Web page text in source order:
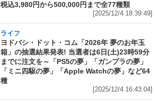
税込3,980円から500,000円まで全77種類
[2025/12/4 18:39:49]
ライフ
ヨドバシ・ドット・コム「2026年 夢のお年玉
箱」の抽選結果発表! 当選者は6日(土)23時59分
までに注文を～「PS5の夢」「ガンプラの夢」
「ミニ四駆の夢」「Apple Watchの夢」など64
種
[2025/12/4 16:43:04]